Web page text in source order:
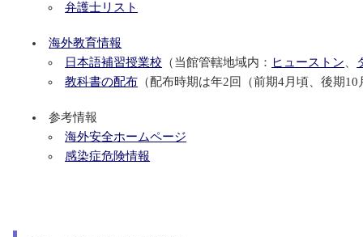
弁護士リスト
海外教育情報
日本語補習授業校 （当館管轄地域内： ヒューストン
教科書の配布 （配布時期は年2回（前期4月頃、後期10
参考情報
海外安全ホームページ
感染症危険情報